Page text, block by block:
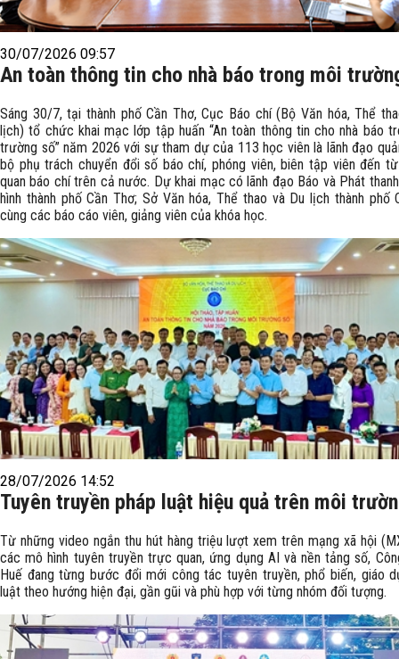
30/07/2026 09:57
An toàn thông tin cho nhà báo trong môi
Sáng 30/7, tại thành phố Cần Thơ, Cục Báo chí (Bộ Văn hóa, Thể
lịch) tổ chức khai mạc lớp tập huấn “An toàn thông tin cho nhà báo
trường số” năm 2026 với sự tham dự của 113 học viên là lãnh đạo
bộ phụ trách chuyển đổi số báo chí, phóng viên, biên tập viên đến
quan báo chí trên cả nước. Dự khai mạc có lãnh đạo Báo và Phát
hình thành phố Cần Thơ; Sở Văn hóa, Thể thao và Du lịch thành phố
cùng các báo cáo viên, giảng viên của khóa học.
28/07/2026 14:52
Tuyên truyền pháp luật hiệu quả trên môi
Từ những video ngắn thu hút hàng triệu lượt xem trên mạng xã hội
các mô hình tuyên truyền trực quan, ứng dụng AI và nền tảng số,
Huế đang từng bước đổi mới công tác tuyên truyền, phổ biến, giáo
luật theo hướng hiện đại, gần gũi và phù hợp với từng nhóm đối tượng.